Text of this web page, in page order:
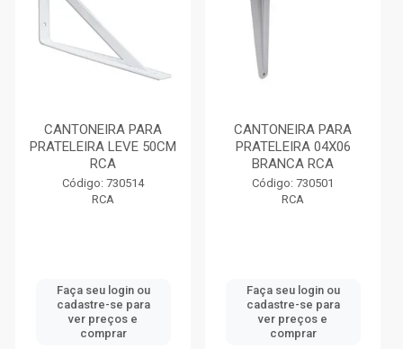
CANTONEIRA PARA
PRATELEIRA LEVE 50CM
RCA
Código: 730514
RCA
Faça seu login ou
cadastre-se para
ver preços e
comprar
CANTONEIRA PARA
PRATELEIRA 04X06
BRANCA RCA
Código: 730501
RCA
Faça seu login ou
cadastre-se para
ver preços e
comprar